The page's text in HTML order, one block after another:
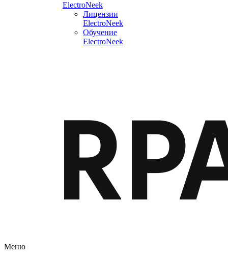
ElectroNeek
Лицензии
ElectroNeek
Обучение
ElectroNeek
Меню